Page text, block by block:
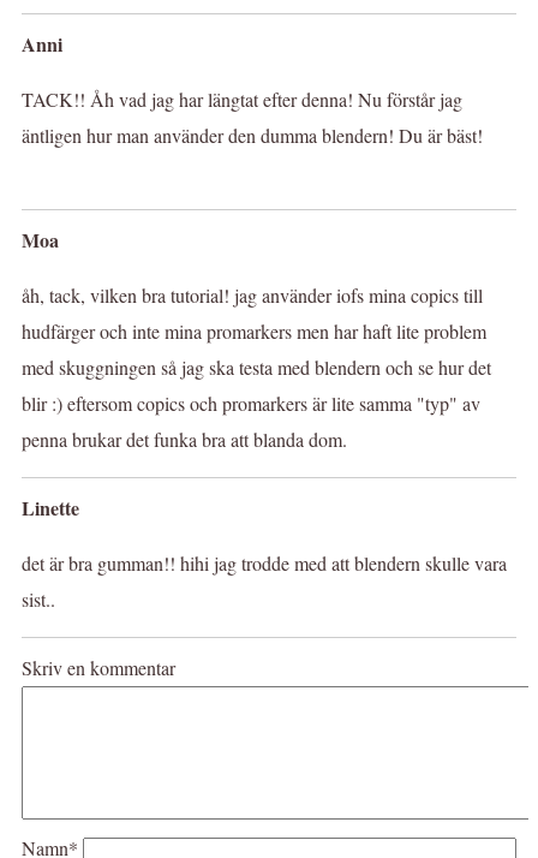
Anni
TACK!! Åh vad jag har längtat efter denna! Nu förstår jag
äntligen hur man använder den dumma blendern! Du är bäst!
Moa
åh, tack, vilken bra tutorial! jag använder iofs mina copics till
hudfärger och inte mina promarkers men har haft lite problem
med skuggningen så jag ska testa med blendern och se hur det
blir :) eftersom copics och promarkers är lite samma "typ" av
penna brukar det funka bra att blanda dom.
Linette
det är bra gumman!! hihi jag trodde med att blendern skulle vara
sist..
Skriv en kommentar
Namn*